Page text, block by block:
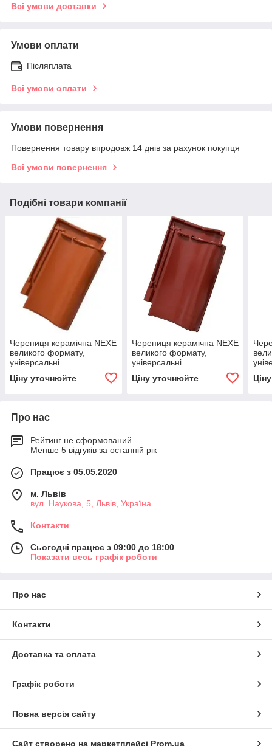
Всі умови доставки
Умови оплати
Післяплата
Всі умови оплати
Умови повернення
Повернення товару впродовж 14 днів за рахунок покупця
Всі умови повернення
Подібні товари компанії
Черепиця керамічна NEXE
великого формату,
універсальні
герметичні властивості.
Ціну уточнюйте
Черепиця керамічна NEXE
великого формату,
універсальні
герметичні властивості.
Ціну уточнюйте
Про нас
Рейтинг не сформований
Менше 5 відгуків за останній рік
Працює з 05.05.2020
м. Львів
вул. Наукова, 5, Львів, Україна
Контакти
Сьогодні працює з 09:00 до 18:00
Показати весь графік роботи
Про нас
Контакти
Доставка та оплата
Графік роботи
Повна версія сайту
Сайт створено на маркетплейсі Prom.ua